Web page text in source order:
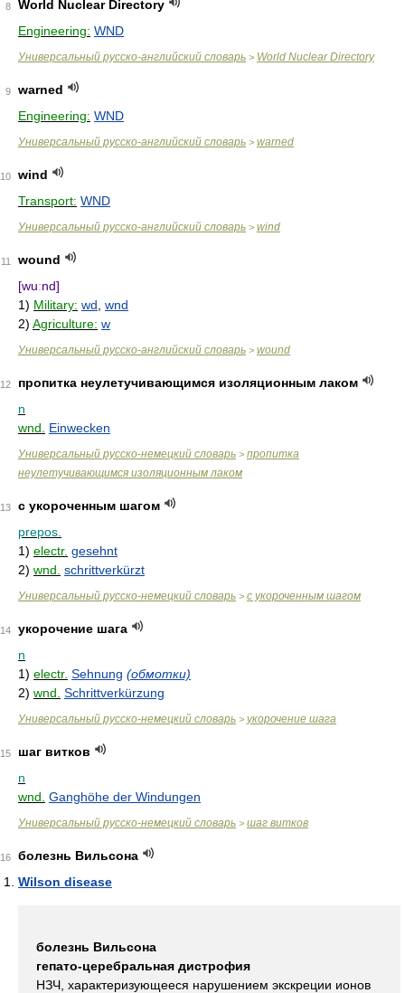
8
World Nuclear Directory
Engineering: WND
Универсальный русско-английский словарь > World Nuclear Directory
9
warned
Engineering: WND
Универсальный русско-английский словарь > warned
10
wind
Transport: WND
Универсальный русско-английский словарь > wind
11
wound
[wuːnd]
1) Military: wd wnd
2) Agriculture: w
Универсальный русско-английский словарь > wound
12
пропитка неулетучивающимся изоляционным лаком
n
wnd.
Einwecken
Универсальный русско-немецкий словарь > пропитка
неулетучивающимся изоляционным лаком
13
с укороченным шагом
prepos.
1) electr. gesehnt
2) wnd. schrittverkürzt
Универсальный русско-немецкий словарь > с укороченным шагом
14
укорочение шага
n
1) electr. Sehnung (обмотки)
2) wnd. Schrittverkürzung
Универсальный русско-немецкий словарь > укорочение шага
15
шаг витков
n
wnd. Ganghöhe der Windungen
Универсальный русско-немецкий словарь > шаг витков
16
болезнь Вильсона
Wilson disease
болезнь Вильсона
гепато-церебральная дистрофия
НЗЧ, характеризующееся нарушением экскреции ионов